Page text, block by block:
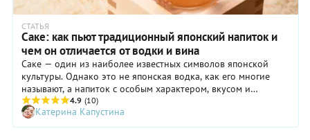
СТАТЬЯ
Саке: как пьют традиционный японский напиток и
чем он отличается от водки и вина
Саке — один из наиболее известных символов японской
культуры. Однако это не японская водка, как его многие
называют, а напиток с особым характером, вкусом и
ритуалами подачи. В статье расскажем, что такое саке, как
его делают и сколько в нем градусов. Вы узнаете, чем саке
отличается от других напитков, как правильно его пить и
4.9 (10)
Катерина Капустина